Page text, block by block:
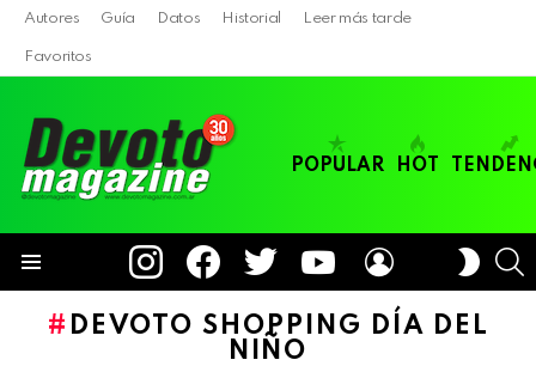
Autores Guía Datos Historial Leer más tarde
Favoritos
POPULAR HOT
instagramfacebooktwitter youtube
SKIN
DEVOTO SHOPPING DÍA DEL
NIÑO